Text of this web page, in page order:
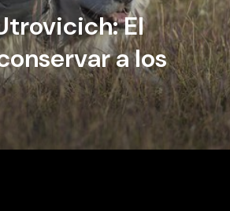
El
a los